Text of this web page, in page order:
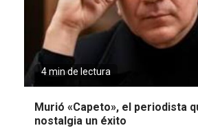
4 min de lectura
Murió «Capeto», el periodista
nostalgia un éxito